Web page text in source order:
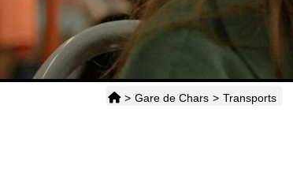
> Gare de Chars > Transports